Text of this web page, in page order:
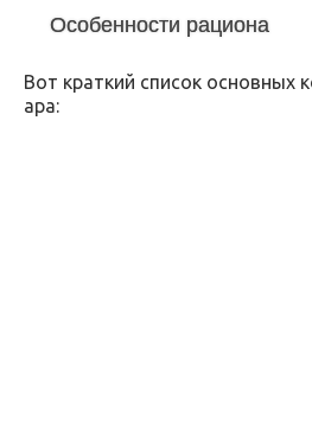
Особенности рациона
Вот краткий список основных
ара: